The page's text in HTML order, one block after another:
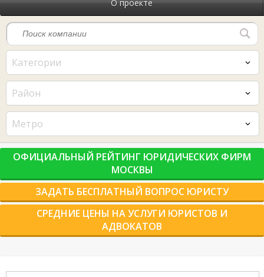
О проекте
Категории
Район
Метро
ОФИЦИАЛЬНЫЙ РЕЙТИНГ ЮРИДИЧЕСКИХ ФИРМ
МОСКВЫ
ЗАДАТЬ БЕСПЛАТНЫЙ ВОПРОС ЮРИСТУ
СРЕДНИЕ ЦЕНЫ НА УСЛУГИ ЮРИСТОВ И
АДВОКАТОВ